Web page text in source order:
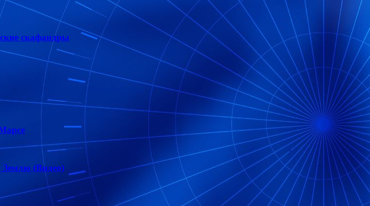
скафандры
Землю (Видео)